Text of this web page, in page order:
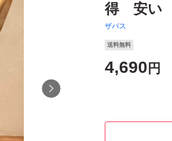
得 安い
ザバス
送料無料
4,690 円